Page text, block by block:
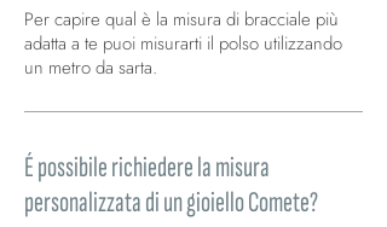
Per capire qual è la misura di bracciale più
adatta a te puoi misurarti il polso utilizzando
un metro da sarta.
É possibile richiedere la misura
personalizzata di un gioiello Comete?